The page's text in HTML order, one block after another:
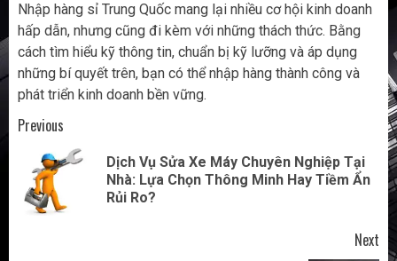
Nhập hàng sỉ Trung Quốc mang lại nhiều cơ hội kinh doanh
hấp dẫn, nhưng cũng đi kèm với những thách thức. Bằng
cách tìm hiểu kỹ thông tin, chuẩn bị kỹ lưỡng và áp dụng
những bí quyết trên, bạn có thể nhập hàng thành công và
phát triển kinh doanh bền vững.
Post
navigation
Previous
Dịch Vụ Sửa Xe Máy Chuyên Nghiệp Tại
Nhà: Lựa Chọn Thông Minh Hay Tiềm Ẩn
Rủi Ro?
Next